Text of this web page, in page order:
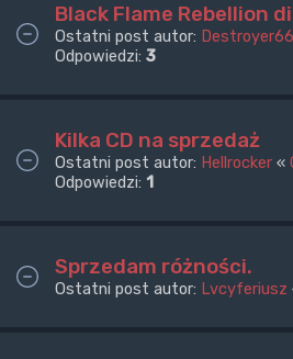
Black Flame Rebellion
Ostatni post autor:
Odpowiedzi: 3
Kilka CD na sprzedaż
Ostatni post autor: Hellrocker «
Odpowiedzi: 1
Sprzedam różności.
Ostatni post autor: Lvcyferiusz